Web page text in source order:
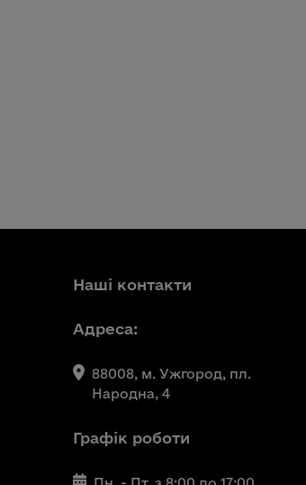
Наші контакти
Адреса:
88008, м. Ужгород, пл.
Народна, 4
Графік роботи